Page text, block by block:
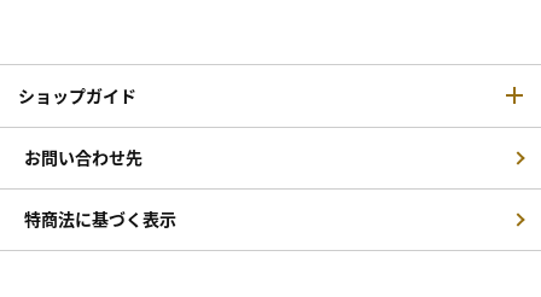
ショップガイド
お問い合わせ先
特商法に基づく表示